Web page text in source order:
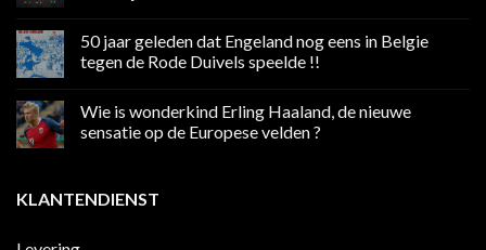
media
in
Premier
op
Ronaldo
eerste
meer
100
land
scoort
50 jaar geleden dat Engeland nog eens in Belgie
tegen de Rode Duivels speelde !!
op
jaar
nog
eens
Wie is wonderkind Erling Haaland, de nieuwe
sensatie op de Europese velden ?
Wie
is
KLANTENDIENST